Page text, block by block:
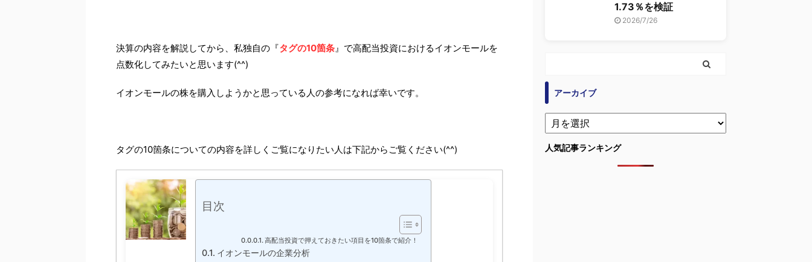
決算の内容を解説してから、私独自の『タグの10箇条』で高配当投資におけるイオンモールを
点数化してみたいと思います(^^)
イオンモールの株を購入しようかと思っている人の参考になれば幸いです。
タグの10箇条についての内容を詳しくご覧になりたい人は下記からご覧ください(^^)
目次
高配当投資で押えておきたい項目を10箇条で紹介！
イオンモールの企業分析
1.73％を検証
2026/7/26
アーカイブ
人気記事ランキング